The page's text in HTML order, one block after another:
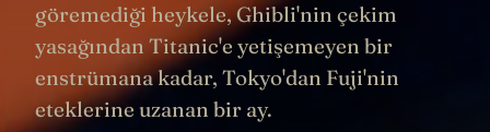
göremediği heykele, Ghibli'nin çekim
yasağından Titanic'e yetişemeyen bir
enstrümana kadar, Tokyo'dan Fuji'nin
eteklerine uzanan bir ay.